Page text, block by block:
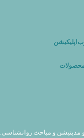
محصولات
مديتيشن و مباحث روانشناسی.